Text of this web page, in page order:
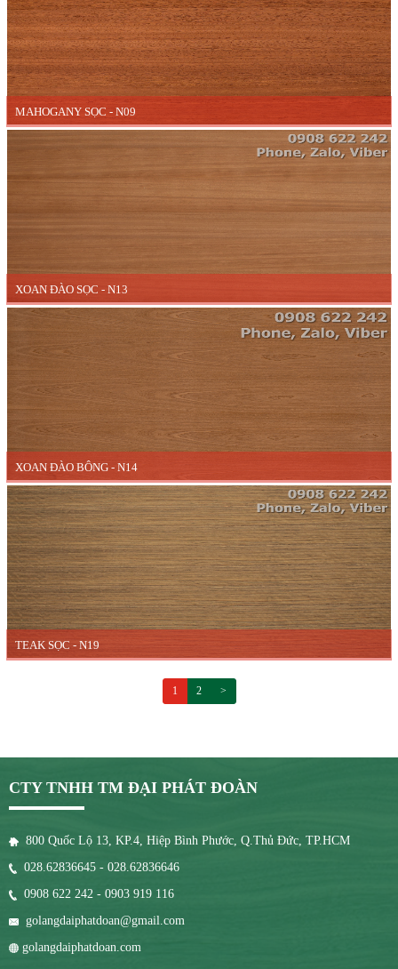
MAHOGANY SỌC - N09
XOAN ĐÀO SỌC - N13
XOAN ĐÀO BÔNG - N14
TEAK SỌC - N19
1 2 >
CTY TNHH TM ĐẠI PHÁT ĐOÀN
800 Quốc Lộ 13, KP.4, Hiệp Bình Phước, Q.Thủ Đức, TP.HCM
028.62836645 - 028.62836646
0908 622 242 - 0903 919 116
golangdaiphatdoan@gmail.com
golangdaiphatdoan.com